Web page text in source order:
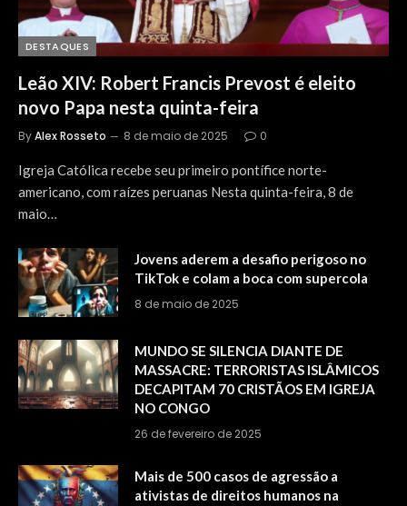
DESTAQUES
Leão XIV: Robert Francis Prevost é eleito
novo Papa nesta quinta-feira
ByAlex Rosseto 8 de maio de 2025 0
Igreja Católica recebe seu primeiro pontífice norte-
americano, com raízes peruanas Nesta quinta-feira, 8 de
maio…
Jovens aderem a desafio perigoso no
TikTok e colam a boca com supercola
8 de maio de 2025
MUNDO SE SILENCIA DIANTE DE
MASSACRE: TERRORISTAS ISLÂMICOS
DECAPITAM 70 CRISTÃOS EM IGREJA
NO CONGO
26 de fevereiro de 2025
Mais de 500 casos de agressão a
ativistas de direitos humanos na